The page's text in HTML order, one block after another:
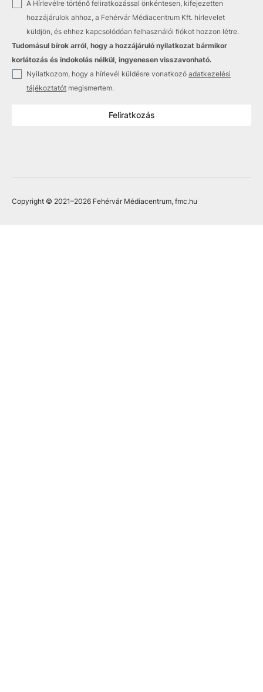
A Hírlevélre történő feliratkozással önkéntesen, kifejezetten
hozzájárulok ahhoz, a Fehérvár Médiacentrum Kft. hírlevelet
küldjön, és ehhez kapcsolódóan felhasználói fiókot hozzon létre.
Tudomásul bírok arról, hogy a hozzájáruló nyilatkozat bármikor
korlátozás és indokolás nélkül, ingyenesen visszavonható.
Nyilatkozom, hogy a hírlevél küldésre vonatkozó adatkezelési
tájékoztatót megismertem.
Feliratkozás
Copyright © 2021–2026 Fehérvár Médiacentrum, fmc.hu